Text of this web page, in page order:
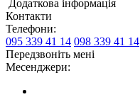
Додаткова інформація
Контакти
Телефони:
095 339 41 14 098 339 41 14
Передзвоніть мені
Месенджери: